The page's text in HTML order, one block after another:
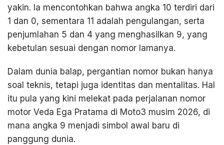
yakin. Ia mencontohkan bahwa angka 10 terdiri dari
1 dan 0, sementara 11 adalah pengulangan, serta
penjumlahan 5 dan 4 yang menghasilkan 9, yang
kebetulan sesuai dengan nomor lamanya.
Dalam dunia balap, pergantian nomor bukan hanya
soal teknis, tetapi juga identitas dan mentalitas. Hal
itu pula yang kini melekat pada perjalanan nomor
motor Veda Ega Pratama di Moto3 musim 2026, di
mana angka 9 menjadi simbol awal baru di
panggung dunia.